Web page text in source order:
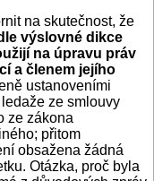
na skutečnost, že
výslovné dikce
na úpravu práv
a členem jejího
ustanoveními
ze smlouvy
ze zákona
přitom
obsažena žádná
Otázka, proč byla